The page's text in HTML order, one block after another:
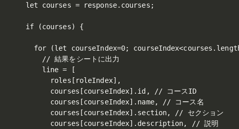
      let courses = response.courses;
      if (courses) {
for (let courseIndex=0;
          // 結果をシートに出力
          line = [
            roles[roleIndex],
            courses[courseIndex].id, // コースID
            courses[courseIndex].name, // コース名
            courses[courseIndex].section, // セクション
            courses[courseIndex].description, // 説明